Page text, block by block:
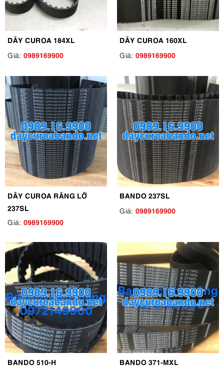
DÂY CUROA 184XL
Giá: 0989169900
DÂY CUROA 160XL
Giá: 0989169900
DÂY CUROA RĂNG LỠ
237SL
Giá: 0989169900
BANDO 237SL
Giá: 0989169900
BANDO 510-H BANDO 371-MXL